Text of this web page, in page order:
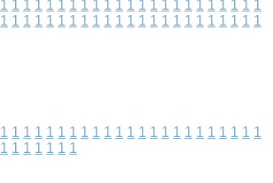
1 1 1 1 1 1 1 1 1 1 1 1 1 1 1 1 1 1 1 1 1 1 1
1 1 1 1 1 1 1 1 1 1 1 1 1 1 1 1 1 1 1 1 1 1 1
1 1 1 1 1 1 1 1 1 1 1 1 1 1 1 1 1 1 1 1 1 1 1
1 1 1 1 1 1 1